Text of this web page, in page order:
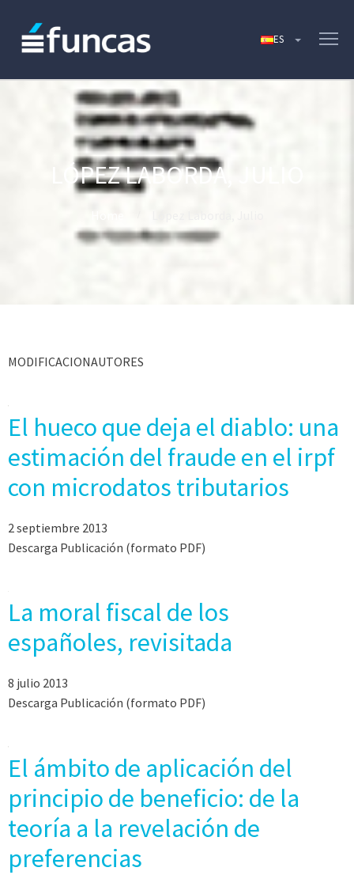
LÓPEZ LABORDA, JULIO
MODIFICACIONAUTORES
El hueco que deja el diablo: una
estimación del fraude en el irpf
con microdatos tributarios
2 septiembre 2013
Descarga Publicación (formato PDF)
La moral fiscal de los
españoles, revisitada
8 julio 2013
Descarga Publicación (formato PDF)
El ámbito de aplicación del
principio de beneficio: de la
teoría a la revelación de
preferencias